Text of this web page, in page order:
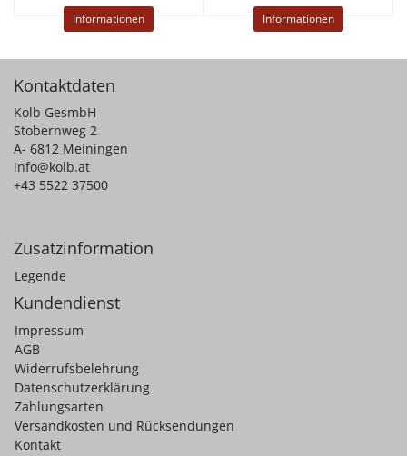
Informationen Informationen
Kontaktdaten
Kolb GesmbH
Stobernweg 2
A- 6812 Meiningen
info@kolb.at
+43 5522 37500
Zusatzinformation
Legende
Kundendienst
Impressum
AGB
Widerrufsbelehrung
Datenschutzerklärung
Zahlungsarten
Versandkosten und Rücksendungen
Kontakt